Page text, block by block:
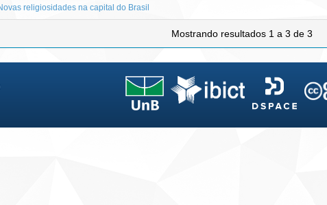
religiosidades na capital do Brasil
Mostrando resultados 1 a 3 de 3